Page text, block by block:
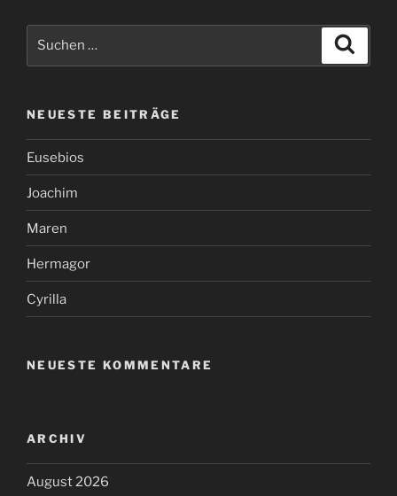
NEUESTE BEITRÄGE
Eusebios
Joachim
Maren
Hermagor
Cyrilla
NEUESTE KOMMENTARE
ARCHIV
August 2026